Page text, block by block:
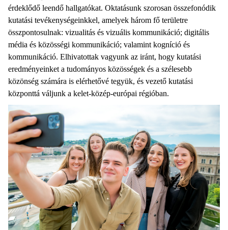
érdeklődő leendő hallgatókat. Oktatásunk szorosan összefonódik
kutatási tevékenységeinkkel, amelyek három fő területre
összpontosulnak: vizualitás és vizuális kommunikáció; digitális
média és közösségi kommunikáció; valamint kogníció és
kommunikáció. Elhivatottak vagyunk az iránt, hogy kutatási
eredményeinket a tudományos közösségek és a szélesebb
közönség számára is elérhetővé tegyük, és vezető kutatási
központtá váljunk a kelet-közép-európai régióban.